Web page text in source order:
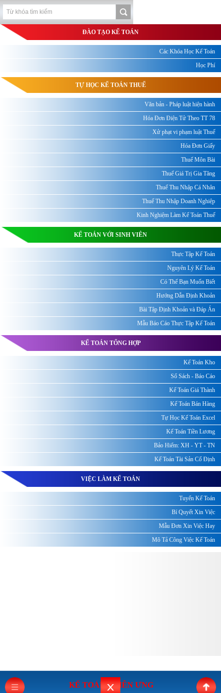
ĐÀO TẠO KẾ TOÁN
Các Khóa Học Kế Toán
Học Phí
TỰ HỌC KẾ TOÁN THUẾ
Văn bản - Pháp luật hiện hành
Hóa Đơn Điện Tử Theo TT 78
Xử phạt vi phạm luật Thuế
Hóa Đơn Giấy
Thuế Môn Bài
Thuế Giá Trị Gia Tăng
Thuế Thu Nhập Cá Nhân
Thuế Thu Nhập Doanh Nghiệp
Kinh Nghiệm Làm Kế Toán Thuế
KẾ TOÁN VỚI SINH VIÊN
Thực Tập Kế Toán
Nguyên Lý Kế Toán
Có Thể Bạn Muốn Biết
Hướng Dẫn Định Khoản
Bài Tập Định Khoản và Đáp Án
Mẫu Báo Cáo Thực Tập Kế Toán
KẾ TOÁN TỔNG HỢP
Kế Toán Kho
Sổ Sách - Báo Cáo
Kế Toán Giá Thành
Kế Toán Bán Hàng
Tự Học Kế Toán Excel
Kế Toán Tiền Lương
Bảo Hiểm: XH - YT - TN
Kế Toán Tài Sản Cố Định
VIỆC LÀM KẾ TOÁN
Tuyển Kế Toán
Bí Quyết Xin Việc
Mẫu Đơn Xin Việc Hay
Mô Tả Công Việc Kế Toán
KẾ TOÁN THIÊN ƯNG